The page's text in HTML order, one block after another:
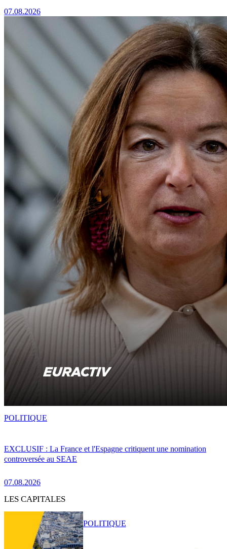
07.08.2026
EXCLUSIF : La France et l'Espagne critiquent une nomination
controversée au SEAE
07.08.2026
POLITIQUE
LES CAPITALES
POLITIQUE